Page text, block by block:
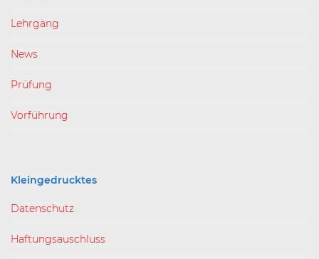
Lehrgang
News
Prüfung
Vorführung
Kleingedrucktes
Datenschutz
Haftungsauschluss